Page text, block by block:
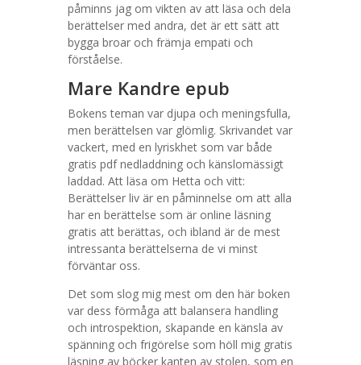
påminns jag om vikten av att läsa och dela
berättelser med andra, det är ett sätt att
bygga broar och främja empati och
förståelse.
Mare Kandre epub
Bokens teman var djupa och meningsfulla,
men berättelsen var glömlig. Skrivandet var
vackert, med en lyriskhet som var både
gratis pdf nedladdning och känslomässigt
laddad. Att läsa om Hetta och vitt:
Berättelser liv är en påminnelse om att alla
har en berättelse som är online läsning
gratis att berättas, och ibland är de mest
intressanta berättelserna de vi minst
förväntar oss.
Det som slog mig mest om den här boken
var dess förmåga att balansera handling
och introspektion, skapande en känsla av
spänning och frigörelse som höll mig gratis
läsning av böcker kanten av stolen, som en